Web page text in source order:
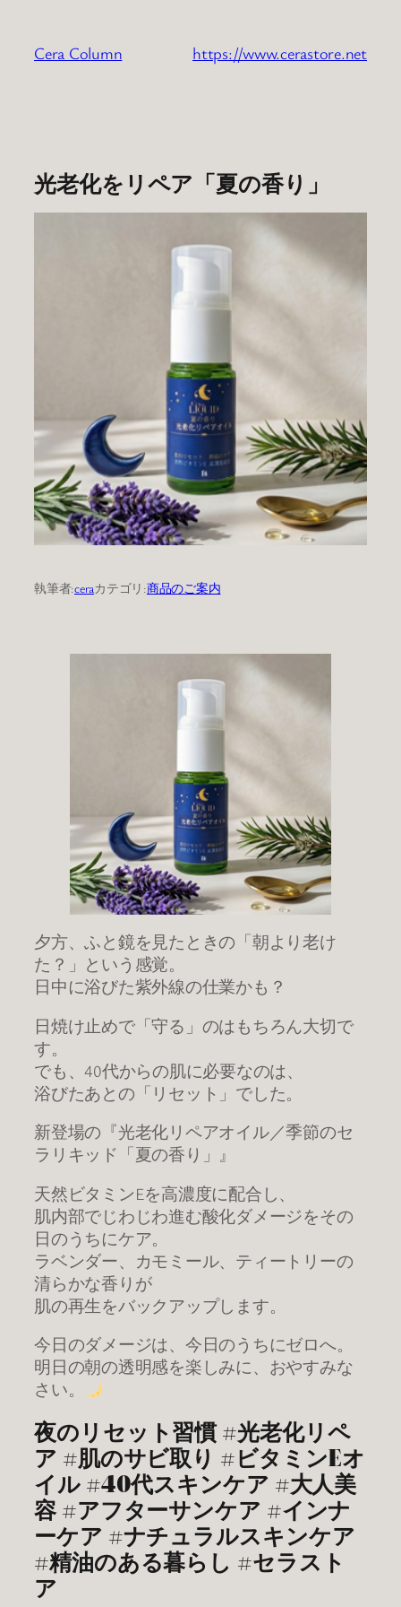
Cera Column https://www.cerastore.net
光老化をリペア「夏の香り」
執筆者:ceraカテゴリ:商品のご案内
夕方、ふと鏡を見たときの「朝より老け
た？」という感覚。
日中に浴びた紫外線の仕業かも？
日焼け止めで「守る」のはもちろん大切で
す。
でも、40代からの肌に必要なのは、
浴びたあとの「リセット」でした。
新登場の『光老化リペアオイル／季節のセ
ラリキッド「夏の香り」』
天然ビタミンEを高濃度に配合し、
肌内部でじわじわ進む酸化ダメージをその
日のうちにケア。
ラベンダー、カモミール、ティートリーの
清らかな香りが
肌の再生をバックアップします。
今日のダメージは、今日のうちにゼロへ。
明日の朝の透明感を楽しみに、おやすみな
さい。
夜のリセット習慣 #光老化リペ
ア #肌のサビ取り #ビタミンEオ
イル #40代スキンケア #大人美
容 #アフターサンケア #インナ
ーケア #ナチュラルスキンケア
#精油のある暮らし #セラスト
ア